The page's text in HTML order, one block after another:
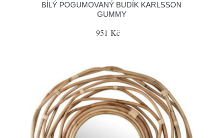
BÍLÝ POGUMOVANÝ BUDÍK KARLSSON
GUMMY
951 Kč